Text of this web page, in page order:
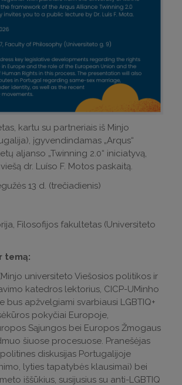
kartu su partneriais iš Minjo
įgyvendindamas „Arqus“
aljanso „Twinning 2.0“ iniciatyvą,
dr. Luíso F. Motos paskaitą.
13 d. (trečiadienis)
Filosofijos fakultetas (Universiteto
temą:
universiteto Viešosios politikos ir
katedros lektorius, CICP-UMinho
bus apžvelgiami svarbiausi LGBTIQ+
pokyčiai Europoje,
Sąjungos bei Europos Žmogaus
šiuose procesuose. Pranešėjas
diskusijas Portugalijoje
lyties tapatybės klausimai) bei
iššūkius, susijusius su anti-LGBTIQ